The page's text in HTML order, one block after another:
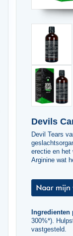
Devils
Devil Tears
erectie en het
Arginine wat
Ingredienten
300%*).
vastgesteld.